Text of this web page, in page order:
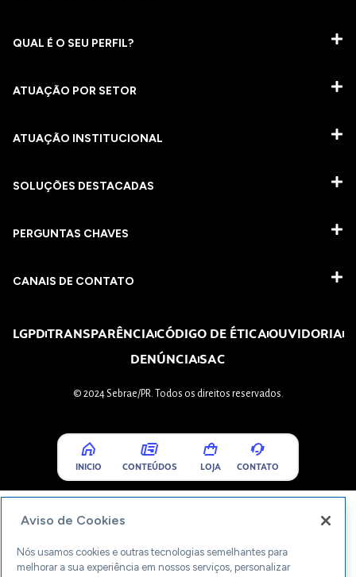
QUAL É O SEU PERFIL?
ATUAÇÃO POR SETOR
ATUAÇÃO INSTITUCIONAL
SOLUÇÕES DESTACADAS
PERGUNTAS CHAVES​
CANAIS DE CONTATO
LGPDTRANSPARÊNCIACÓDIGO DE ÉTICAOUVIDORIA
DENÚNCIASAC
© 2024 Sebrae/PR. Todos os direitos reservados.
INICIO CONTEÚDOS LOJA CONTATO
Aviso de Cookies
Nós usamos cookies e outras tecnologias semelhantes para
melhorar a sua experiência em nossos serviços, personalizar